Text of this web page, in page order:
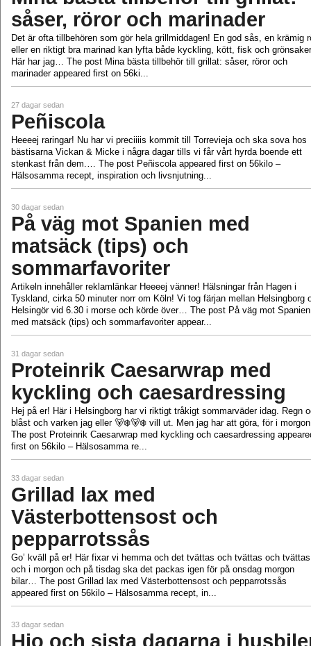
såser, röror och marinader
Det är ofta tillbehören som gör hela grillmiddagen! En god sås, en krämig
eller en riktigt bra marinad kan lyfta både kyckling, kött, fisk och
Här har jag… The post Mina bästa tillbehör till grillat: såser, röror och
marinader appeared first on 56ki...
27 dagar sedan
Peñiscola
Heeeej raringar! Nu har vi preciiiis kommit till Torrevieja och ska sova hos
bästisarna Vickan & Micke i några dagar tills vi får vårt hyrda boende ett
stenkast från dem.… The post Peñiscola appeared first on 56kilo –
Hälsosamma recept, inspiration och livsnjutning...
30 dagar sedan
På väg mot Spanien med
matsäck (tips) och
sommarfavoriter
Artikeln innehåller reklamlänkar Heeeej vänner! Hälsningar från Hagen i
Tyskland, cirka 50 minuter norr om Köln! Vi tog färjan mellan Helsingborg
Helsingör vid 6.30 i morse och körde över… The post På väg mot Spanien
med matsäck (tips) och sommarfavoriter appear...
31 dagar sedan
Proteinrik Caesarwrap med
kyckling och caesardressing
Hej på er! Här i Helsingborg har vi riktigt tråkigt sommarväder idag. Regn
blåst och varken jag eller 🐻‍❄️🐻‍❄️ vill ut. Men jag har att göra, för i
The post Proteinrik Caesarwrap med kyckling och caesardressing
first on 56kilo – Hälsosamma re...
33 dagar sedan
Grillad lax med
Västerbottensost och
pepparrotssås
Go’ kväll på er! Här fixar vi hemma och det tvättas och tvättas och tvättas
och i morgon och på tisdag ska det packas igen för på onsdag morgon
bilar… The post Grillad lax med Västerbottensost och pepparrotssås
appeared first on 56kilo – Hälsosamma recept, in...
33 dagar sedan
Hjo och sista dagarna i